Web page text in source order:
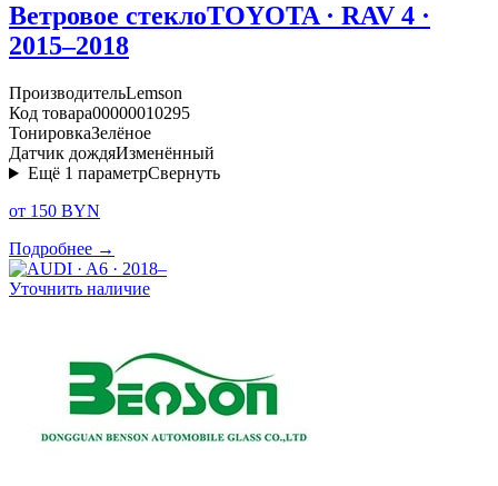
Ветровое стеклоTOYOTA · RAV 4 ·
2015–2018
ПроизводительLemson
Код товара00000010295
ТонировкаЗелёное
Датчик дождяИзменённый
Ещё 1 параметрСвернуть
от 150 BYN
Подробнее →
Уточнить наличие